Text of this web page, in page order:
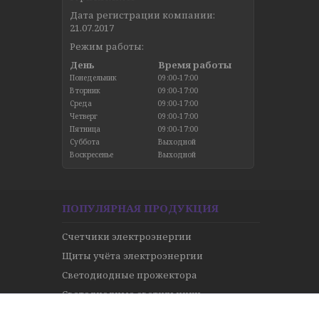
Дата регистрации компании:
21.07.2017
Режим работы:
День
Время работы
Понедельник
09:00-17:00
Вторник
09:00-17:00
Среда
09:00-17:00
Четверг
09:00-17:00
Пятница
09:00-17:00
Суббота
Выходной
Воскресенье
Выходной
ПОПУЛЯРНАЯ ПРОДУКЦИЯ
Счетчики электроэнергии
Щиты учёта электроэнергии
Светодиодные прожектора
Светодиодные светильники